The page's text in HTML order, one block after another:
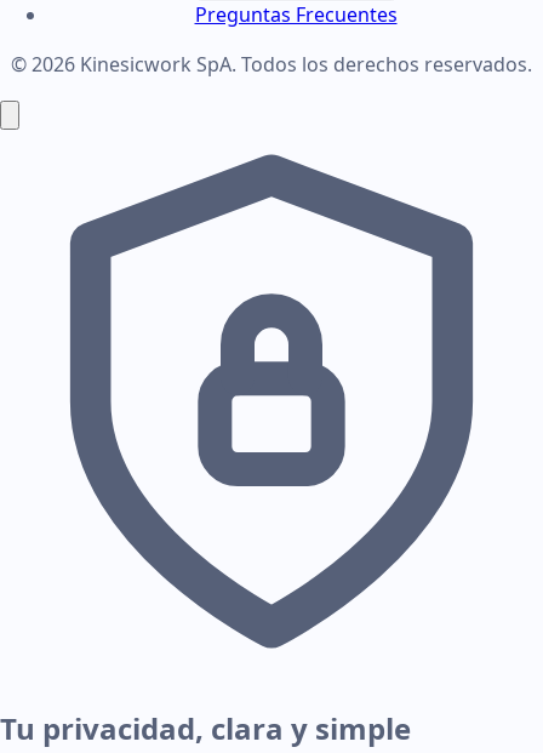
Preguntas Frecuentes
© 2026 Kinesicwork SpA. Todos los derechos reservados.
Tu privacidad, clara y simple